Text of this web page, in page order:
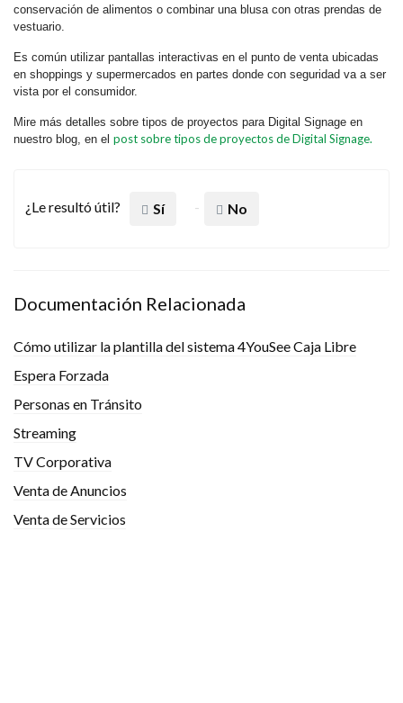
conservación de alimentos o combinar una blusa con otras prendas de
vestuario.
Es común utilizar pantallas interactivas en el punto de venta ubicadas
en shoppings y supermercados en partes donde con seguridad va a ser
vista por el consumidor.
Mire más detalles sobre tipos de proyectos para Digital Signage en
nuestro blog, en el post sobre tipos de proyectos de Digital Signage.
¿Le resultó útil? Sí No
Documentación Relacionada
Cómo utilizar la plantilla del sistema 4YouSee Caja Libre
Espera Forzada
Personas en Tránsito
Streaming
TV Corporativa
Venta de Anuncios
Venta de Servicios